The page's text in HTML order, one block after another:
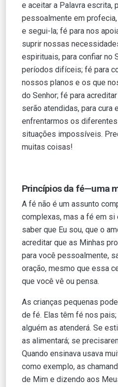
e aceitar a Palavra escrita,
pessoalmente em
e segui-la; fé para nos
suprir nossas
espirituais, para confiar no
períodos difíceis; fé para
nossos planos e os que
do Senhor; fé para
serão atendidas, para cura
enfrentarmos os
situações impossíveis.
muitas coisas!
Princípios da fé—uma
A fé não é um assunto
complexas, mas a fé em
saber que Eu sou, que o
acreditar que as Minhas
para você pessoalmente,
oração, mesmo que essa
que você vê ou pensa.
As crianças pequenas
de fé. Elas têm fé nos
alguém as atenderá. Se
as alimentará; se
Quando ensinava usava
como exemplo, as
de Mim e dizendo aos